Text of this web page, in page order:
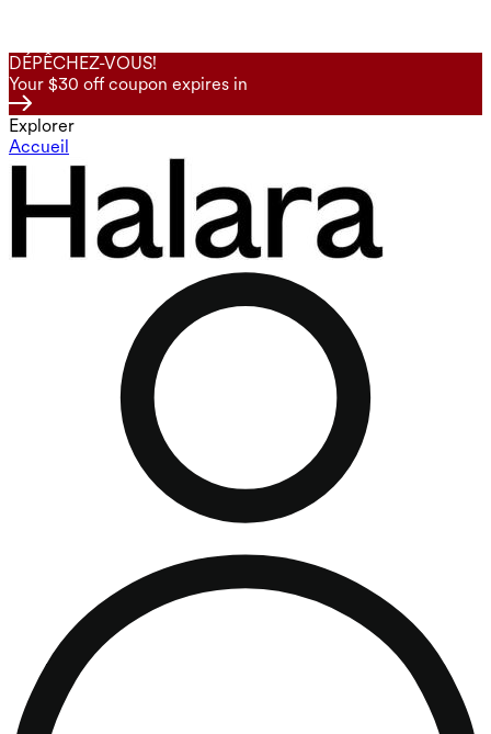
DÉPÊCHEZ-VOUS!
Your $30 off coupon expires in
Explorer
Accueil